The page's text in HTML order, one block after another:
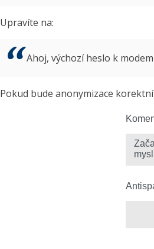
Upravíte na:
Ahoj, výchozí heslo k
Pokud bude anonymizace